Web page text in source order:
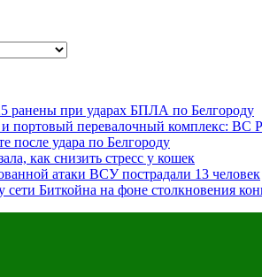
ранены при ударах БПЛА по Белгороду
перевалочный комплекс: ВС
после удара по Белгороду
как снизить стресс у кошек
атаки ВСУ пострадали 13 человек
сети Биткойна на фоне столкновения